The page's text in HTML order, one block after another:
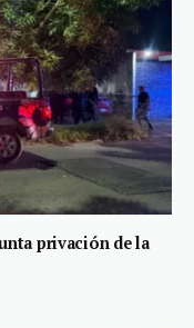
privación de la